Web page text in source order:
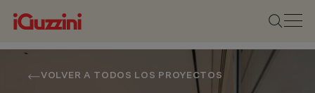
VOLVER A TODOS LOS PROYECTOS